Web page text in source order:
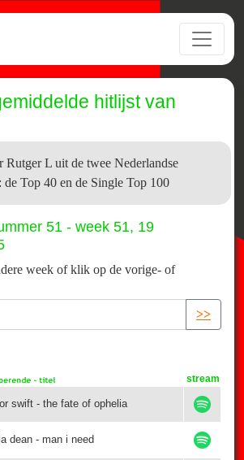
hitlijst van
Rutger L uit de twee Nederlandse
Top 40 en de Single Top 100
51 - week 51, 19
week of klik op de vorige- of
>>
stream
swift - the fate of ophelia
dean - man i need